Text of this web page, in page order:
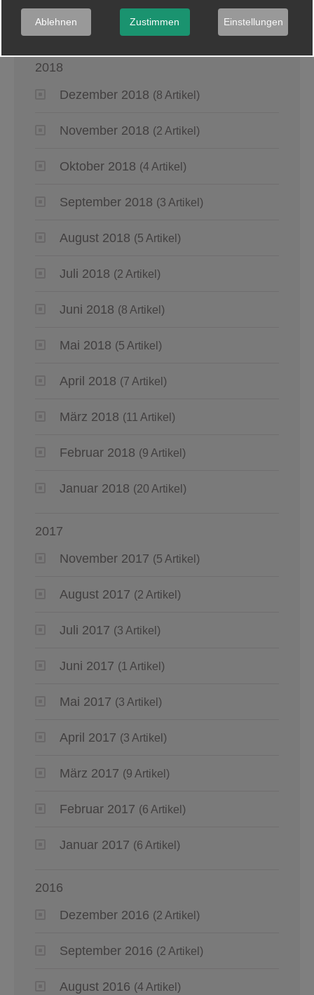
Januar 2019 (5 Artikel)
2018
Dezember 2018 (8 Artikel)
November 2018 (2 Artikel)
Oktober 2018 (4 Artikel)
September 2018 (3 Artikel)
August 2018 (5 Artikel)
Juli 2018 (2 Artikel)
Juni 2018 (8 Artikel)
Mai 2018 (5 Artikel)
April 2018 (7 Artikel)
März 2018 (11 Artikel)
Februar 2018 (9 Artikel)
Januar 2018 (20 Artikel)
2017
November 2017 (5 Artikel)
August 2017 (2 Artikel)
Juli 2017 (3 Artikel)
Juni 2017 (1 Artikel)
Mai 2017 (3 Artikel)
April 2017 (3 Artikel)
März 2017 (9 Artikel)
Februar 2017 (6 Artikel)
Januar 2017 (6 Artikel)
2016
Dezember 2016 (2 Artikel)
September 2016 (2 Artikel)
August 2016 (4 Artikel)
Ablehnen Zustimmen Einstellungen